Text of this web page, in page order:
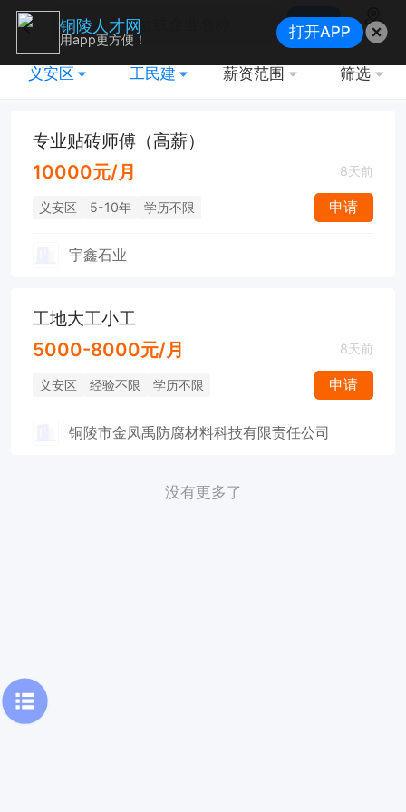
搜索
地图
义安区 工民建 薪资范围 筛选
专业贴砖师傅（高薪）
10000元/月 8天前
义安区 5-10年 学历不限 申请
宇鑫石业
工地大工小工
5000-8000元/月 8天前
义安区 经验不限 学历不限 申请
铜陵市金凤禹防腐材料科技有限责任公司
没有更多了
铜陵人才网
用app更方便！ 打开APP